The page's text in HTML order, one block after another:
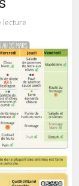
lecture